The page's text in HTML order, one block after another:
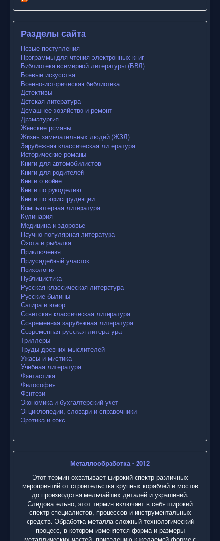
Разделы сайта
Новые поступления
Программы для чтения электронных книг
Библиотека всемирной литературы (БВЛ)
Боевые искусства
Военно-историческая библиотека
Детективы
Детская литература
Домашнее хозяйство и ремонт
Драматургия
Женские романы
Жизнь замечательных людей (ЖЗЛ)
Зарубежная классическая литература
Исторические романы
Книги для автомобилистов
Книги для родителей
Книги о войне
Книги по рукоделию
Книги по юриспруденции
Компьютерная литература
Кулинария
Медицина и здоровье
Научно-популярная литература
Охота и рыбалка
Приключения
Приусадебный участок
Психология
Публицистика
Русская классическая литература
Русские былины
Сатира и юмор
Советская классическая литература
Современная зарубежная литература
Современная русская литература
Триллеры
Труды древних мыслителей
Ужасы и мистика
Учебная литература
Фантастика
Философия
Фэнтези
Экономика и бухгалтерский учет
Энциклопедии, словари и справочники
Эротика и секс
Металлообработка - 2012
Этот термин охватывает широкий спектр различных
мероприятий от строительства крупных кораблей и мостов
до производства мельчайших деталей и украшений.
Следовательно, этот термин включает в себя широкий
спектр специалистов, процессов и инструментальных
средств. Обработка металла-сложный технологический
процесс, в котором изменяется форма и размеры
металлических частей, приведению к желаемой форме с